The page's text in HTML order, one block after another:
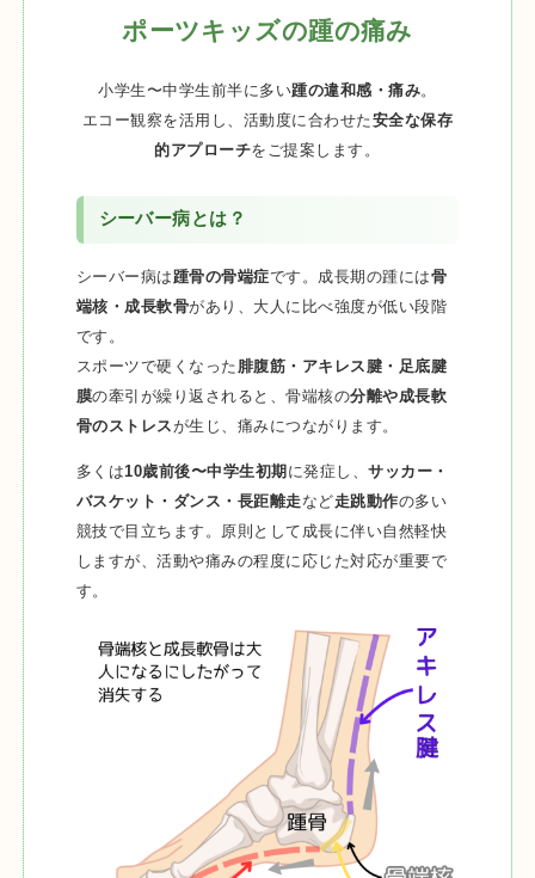
ポーツキッズの踵の痛み
小学生〜中学生前半に多い踵の違和感・痛み。
エコー観察を活用し、活動度に合わせた安全な保存
的アプローチをご提案します。
シーバー病とは？
シーバー病は踵骨の骨端症です。成長期の踵には骨
端核・成長軟骨があり、大人に比べ強度が低い段階
です。
スポーツで硬くなった 腓腹筋・アキレス腱・足底腱
膜の牽引が繰り返されると、骨端核の分離や成長軟
骨のストレスが生じ、痛みにつながります。
多くは10歳前後〜中学生初期 に発症し、サッカー・
バスケット・ダンス・長距離走など走跳動作の多い
競技で目立ちます。原則として成長に伴い自然軽快
しますが、活動や痛みの程度に応じた対応が重要で
す。